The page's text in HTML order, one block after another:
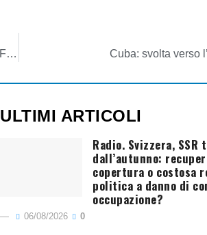
Uffici Stampa – Il Tar delle Marche dà ragione a Sigim e Fnsi Cuba: svolta verso
ULTIMI ARTICOLI
Radio. Svizzera, SSR
dall’autunno:
copertura o costosa
politica a danno di
occupazione?
06/08/2026 0